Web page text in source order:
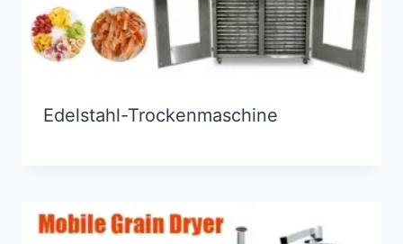
Edelstahl-Trockenmaschine